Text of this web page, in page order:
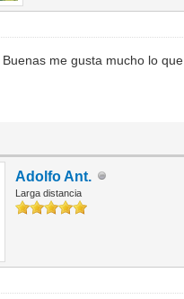
Buenas me gusta mucho lo
Adolfo Ant.
Larga distancia